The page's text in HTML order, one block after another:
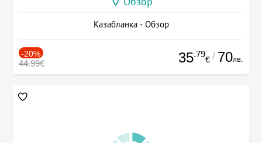
Казабланка - Обзор
-20%
44.99€ 35.79
€ / 70лв.